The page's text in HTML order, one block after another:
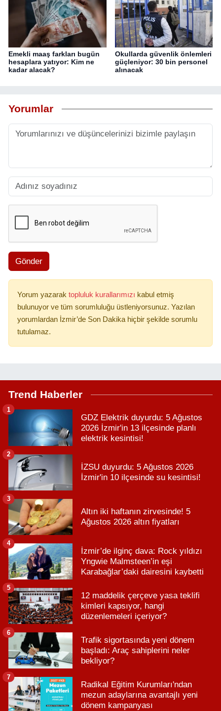
Emekli maaş farkları bugün
hesaplara yatıyor: Kim ne
kadar alacak?
Okullarda güvenlik önlemleri
güçleniyor: 30 bin personel
alınacak
Yorumlar
Gönder
Yorum yazarak topluluk kurallarımızı kabul etmiş
bulunuyor ve tüm sorumluluğu üstleniyorsunuz. Yazılan
yorumlardan İzmir’de Son Dakika hiçbir şekilde sorumlu
tutulamaz.
Trend Haberler
GDZ Elektrik duyurdu: 5 Ağustos
2026 İzmir'in 13 ilçesinde planlı
elektrik kesintisi!
1
İZSU duyurdu: 5 Ağustos 2026
İzmir'in 10 ilçesinde su kesintisi!
2
Altın iki haftanın zirvesinde! 5
Ağustos 2026 altın fiyatları
3
İzmir’de ilginç dava: Rock yıldızı
Yngwie Malmsteen’in eşi
Karabağlar’daki dairesini kaybetti
4
12 maddelik çerçeve yasa teklifi
kimleri kapsıyor, hangi
düzenlemeleri içeriyor?
5
Trafik sigortasında yeni dönem
başladı: Araç sahiplerini neler
bekliyor?
6
Radikal Eğitim Kurumları'ndan
mezun adaylarına avantajlı yeni
dönem kampanyası
7